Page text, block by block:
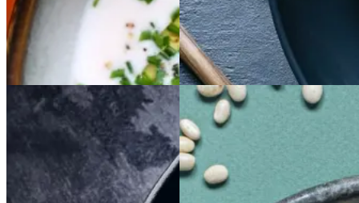
Gem opskrift
Gem opskrift
Aftensmad